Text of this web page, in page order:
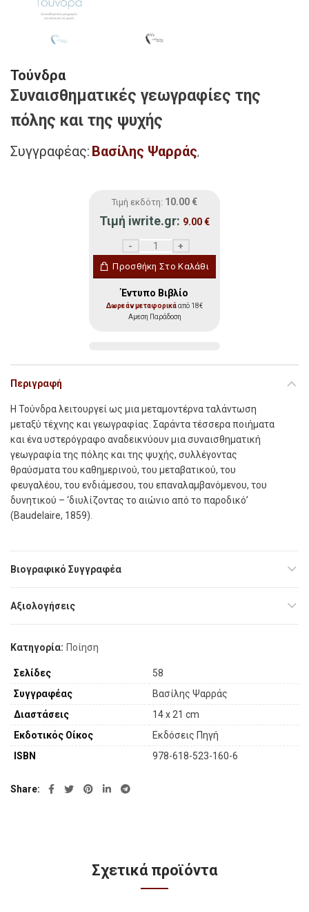
Τούνδρα
Συναισθηματικές γεωγραφίες της
πόλης και της ψυχής
Συγγραφέας: Βασίλης Ψαρράς,
Τιμή εκδότη: 10.00 €
Τιμή iwrite.gr: 9.00€
Προσθήκη Στο Καλάθι
Έντυπο Βιβλίο
Δωρεάν μεταφορικάαπό 18€
Αμεση Παράδοση
Περιγραφή
Η Τούνδραλειτουργεί ως µια µεταµοντέρνα ταλάντωση
µεταξύ τέχνης και γεωγραφίας. Σαράντα τέσσερα ποιήµατα
και ένα υστερόγραφο αναδεικνύουν µια συναισθηµατική
γεωγραφία της πόλης και της ψυχής, συλλέγοντας
θραύσµατα του καθηµερινού, του µεταβατικού, του
φευγαλέου, του ενδιάµεσου, του επαναλαµβανόµενου, του
δυνητικού – ‘διυλίζοντας το αιώνιο από το παροδικό’
(Baudelaire, 1859).
Βιογραφικό Συγγραφέα
Αξιολογήσεις
Κατηγορία: Ποίηση
Σελίδες
58
Συγγραφέας
Βασίλης Ψαρράς
Διαστάσεις
14 x 21 cm
Εκδοτικός Οίκος
Εκδόσεις Πηγή
ISBN
978-618-523-160-6
Share
Σχετικά προϊόντα